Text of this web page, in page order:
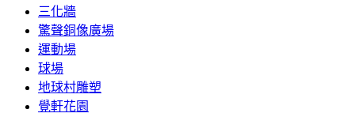
三化牆
驚聲銅像廣場
運動場
球場
地球村雕塑
覺軒花園